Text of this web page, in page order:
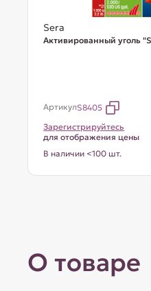
Sera
Активированный уголь
АртикулS8405
Зарегистрируйтесь
для отображения цены
В наличии <100 шт.
О товаре